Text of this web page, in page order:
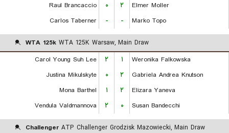
Raul Brancaccio
۰ ۲
Elmer Moller
Carlos Taberner
- - Marko Topo
WTA 125k WTA 125K Warsaw, Main Draw
Carol Young Suh Lee
۲ ۱
Weronika Falkowska
Justina Mikulskyte
۰ ۲
Gabriela Andrea Knutson
Mona Barthel
۱ ۲
Elizara Yaneva
Vendula Valdmannova
۲ ۰ Susan Bandecchi
Challenger ATP Challenger Grodzisk Mazowiecki, Main Draw